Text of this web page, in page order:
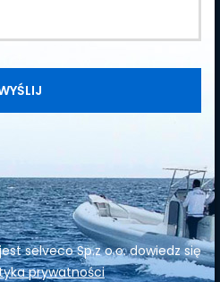
selveco Sp.z o.o. dowiedz się
prywatności